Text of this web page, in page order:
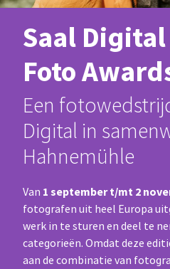
Saal
Foto
Een
Digital in
Hahnemühle
Van 1 september t/mt 2
fotografen uit heel Europa
werk in te sturen en deel te
categorieën. Omdat deze
aan de combinatie van